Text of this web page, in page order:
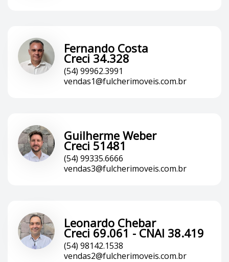
Fernando Costa
Creci 34.328
(54) 99962.3991
vendas1@fulcherimoveis.com.br
Guilherme Weber
Creci 51481
(54) 99335.6666
vendas3@fulcherimoveis.com.br
Leonardo Chebar
Creci 69.061 - CNAI 38.419
(54) 98142.1538
vendas2@fulcherimoveis.com.br